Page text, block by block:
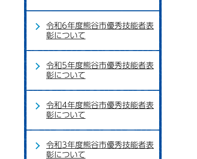
令和6年度熊谷市優秀技能者表
彰について
令和5年度熊谷市優秀技能者表
彰について
令和4年度熊谷市優秀技能者表
彰について
令和3年度熊谷市優秀技能者表
彰について